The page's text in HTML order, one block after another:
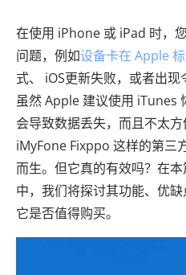
在使用 iPhone 或 iPad 时，
问题，例如设备卡在 Apple
式、 iOS更新失败，或者出现
虽然 Apple 建议使用 iTunes
会导致数据丢失，而且不太
iMyFone Fixppo 这样的第三
而生。但它真的有效吗？在
中，我们将探讨其功能、优
它是否值得购买。